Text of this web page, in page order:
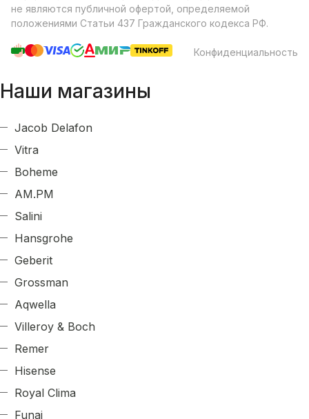
не являются публичной офертой, определяемой
положениями Статьи 437 Гражданского кодекса РФ.
Конфиденциальность
Наши магазины
Jacob Delafon
Vitra
Boheme
AM.PM
Salini
Hansgrohe
Geberit
Grossman
Aqwella
Villeroy & Boch
Remer
Hisense
Royal Clima
Funai